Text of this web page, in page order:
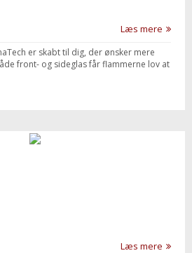
Læs mere
er skabt til dig, der ønsker mere
front- og sideglas får flammerne lov at
Læs mere